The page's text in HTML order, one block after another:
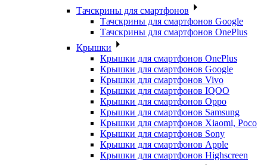
Тачскрины для смартфонов
Тачскрины для смартфонов Google
Тачскрины для смартфонов OnePlus
Крышки
Крышки для смартфонов OnePlus
Крышки для смартфонов Google
Крышки для смартфонов Vivo
Крышки для смартфонов IQOO
Крышки для смартфонов Oppo
Крышки для смартфонов Samsung
Крышки для смартфонов Xiaomi, Poco
Крышки для смартфонов Sony
Крышки для смартфонов Apple
Крышки для смартфонов Highscreen